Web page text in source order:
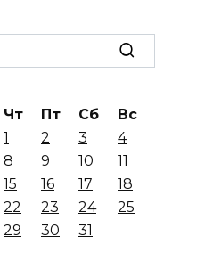
Чт Пт Сб
Вс
1
2 3
4
8 9 10
11
15 16 17
18
22 23 24
25
29 30 31